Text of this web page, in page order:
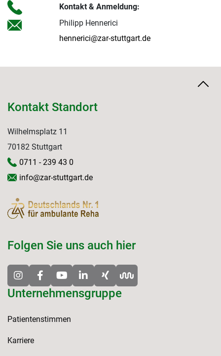
Kontakt & Anmeldung:
Philipp Hennerici
hennerici@zar-stuttgart.de
Unternehmensgruppe
Patientenstimmen
Karriere
Kontakt Standort
Wilhelmsplatz 11
70182 Stuttgart
0711 - 239 43 0
info@zar-stuttgart.de
Folgen Sie uns auch hier